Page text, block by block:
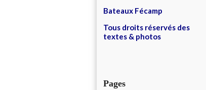
Bateaux Fécamp
Tous droits réservés des
textes & photos
Pages